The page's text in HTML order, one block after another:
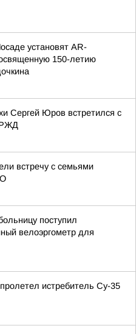
установят AR-
150-летию
Сергей Юров встретился с
РЖД
встречу с семьями
поступил
велоэргометр для
истребитель Су-35